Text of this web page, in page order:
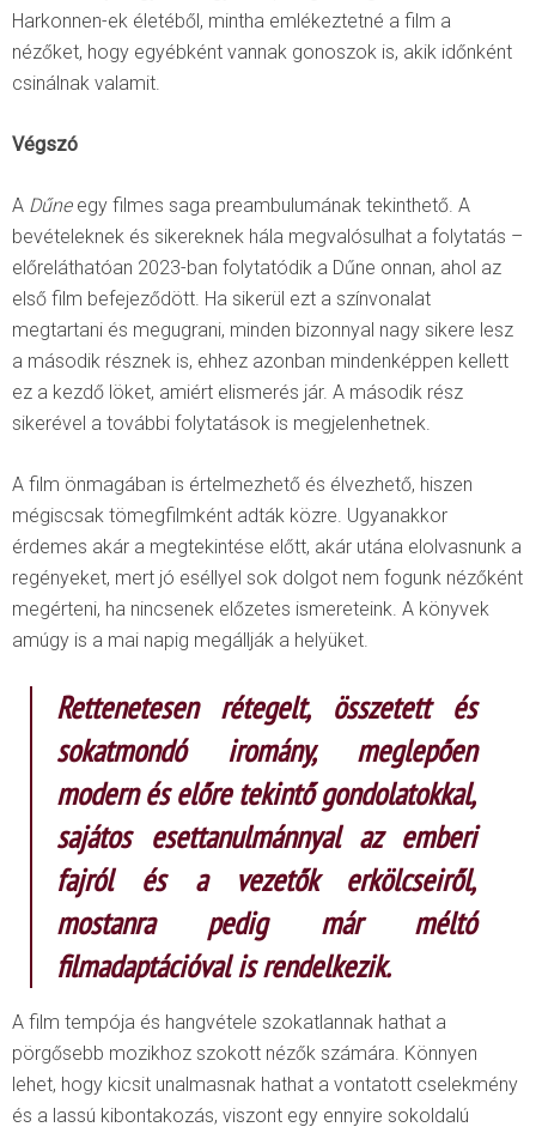
Harkonnen-ek életéből, mintha emlékeztetné a film a
nézőket, hogy egyébként vannak gonoszok is, akik időnként
csinálnak valamit.
Végszó
A Dűneegy filmes saga preambulumának tekinthető. A
bevételeknek és sikereknek hála megvalósulhat a folytatás –
előreláthatóan 2023-ban folytatódik a Dűne onnan, ahol az
első film befejeződött. Ha sikerül ezt a színvonalat
megtartani és megugrani, minden bizonnyal nagy sikere lesz
a második résznek is, ehhez azonban mindenképpen kellett
ez a kezdő löket, amiért elismerés jár. A második rész
sikerével a további folytatások is megjelenhetnek.
A film önmagában is értelmezhető és élvezhető, hiszen
mégiscsak tömegfilmként adták közre. Ugyanakkor
érdemes akár a megtekintése előtt, akár utána elolvasnunk a
regényeket, mert jó eséllyel sok dolgot nem fogunk nézőként
megérteni, ha nincsenek előzetes ismereteink. A könyvek
amúgy is a mai napig megállják a helyüket.
Rettenetesen rétegelt, összetett és
sokatmondó iromány, meglepően
modern és előre tekintő gondolatokkal,
sajátos esettanulmánnyal az emberi
fajról és a vezetők erkölcseiről,
mostanra pedig már méltó
filmadaptációval is rendelkezik.
A film tempója és hangvétele szokatlannak hathat a
pörgősebb mozikhoz szokott nézők számára. Könnyen
lehet, hogy kicsit unalmasnak hathat a vontatott cselekmény
és a lassú kibontakozás, viszont egy ennyire sokoldalú